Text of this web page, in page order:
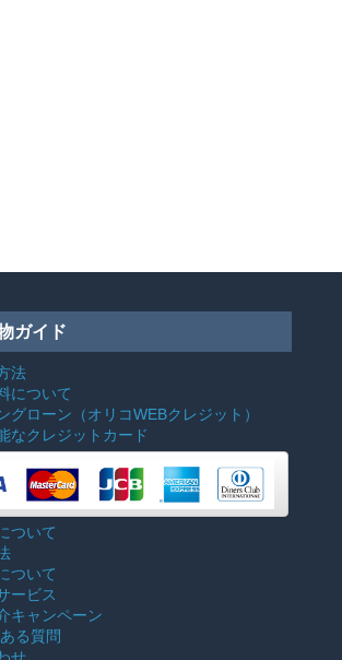
ガイド
法
について
グローン （オリコWEBクレジット）
なクレジットカード
ついて
ついて
ービス
キャンペーン
る質問